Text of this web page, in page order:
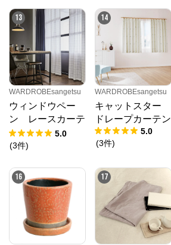
13
WARDROBEsangetsu
ウィンドウペー
ン レースカーテ
ン
5.0
(3件)
14
WARDROBEsangetsu
キャットスター
ドレープカーテン
5.0
(3件)
16 17